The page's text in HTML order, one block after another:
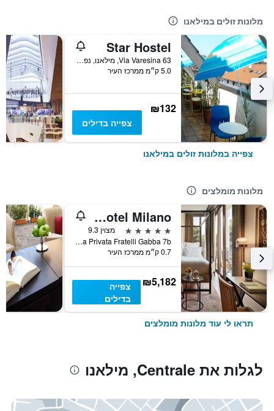
מלונות זולים במילאנו
Star Hostel
Via Varesina 63, מילאנו, נפת מילאנו, איטליה
5.0 ק״מ ממרכז העיר
₪132
צפייה בדילים
צפייה במלונות זולים במילאנו
מלונות מומלצים
Bvlgari Hotel Milano
5 כוכבים
מצוין 9.3
Via Privata Fratelli Gabba 7b, מילאנו, נפת מילאנו, איטליה
0.7 ק״מ ממרכז העיר
₪5,182
צפייה
בדילים
תראו לי עוד מלונות מומלצים
לגלות את Centrale, מילאנו